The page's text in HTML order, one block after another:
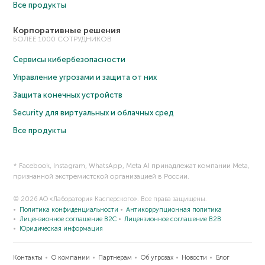
Все продукты
Корпоративные решения
БОЛЕЕ 1000 СОТРУДНИКОВ
Сервисы кибербезопасности
Управление угрозами и защита от них
Защита конечных устройств
Security для виртуальных и облачных сред
Все продукты
* Facebook, Instagram, WhatsApp, Meta AI принадлежат компании Meta,
признанной экстремистской организацией в России.
© 2026 АО «Лаборатория Касперского». Все права защищены.
Политика конфиденциальности
Антикоррупционная политика
Лицензионное соглашение B2C
Лицензионное соглашение B2B
Юридическая информация
Контакты О компании Партнерам Об угрозах Новости Блог